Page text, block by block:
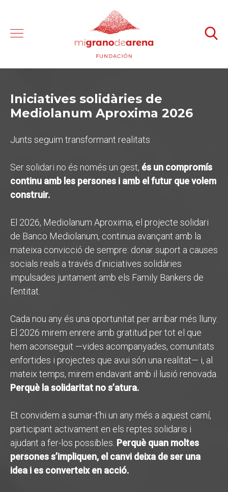
Iniciatives solidàries de
Mediolanum Aproxima 2026
Junts seguim transformant realitats
Ser solidari no és només un gest, és un compromís
continu amb les persones i amb el futur que volem
construir.
El 2026, Mediolanum Aproxima, el projecte solidari
de Banco Mediolanum, continua avançant amb la
mateixa convicció de sempre: donar suport a causes
socials reals a través d’iniciatives solidàries
impulsades juntament amb els Family Bankers de
l’entitat.
Cada nou any és una oportunitat per arribar més lluny.
El 2026 mirem enrere amb gratitud per tot el que
hem aconseguit —vides acompanyades, comunitats
enfortides i projectes que avui són una realitat— i, al
mateix temps, mirem endavant amb il·lusió renovada.
Perquè la solidaritat no s’atura.
Et convidem a sumar-t’hi un any més a aquest camí,
participant activament en els reptes solidaris i
ajudant a fer-los possibles. Perquè quan moltes
persones s’impliquen, el canvi deixa de ser una
idea i es converteix en acció.